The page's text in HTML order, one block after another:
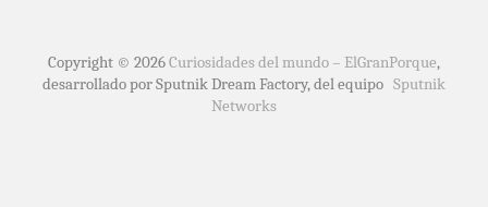
Copyright © 2026Curiosidades del mundo – ElGranPorque,
desarrollado por Sputnik Dream Factory, del equipo Sputnik
Networks